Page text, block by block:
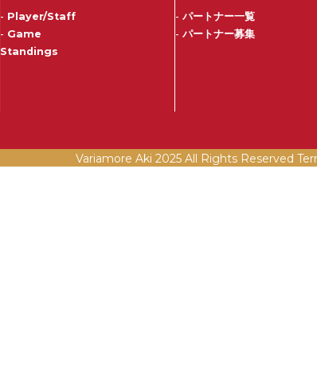
- Player/Staff
- Game
Standings
- パートナー一覧
- パートナー募集
Variamore Aki 2025 All Rights Reserved